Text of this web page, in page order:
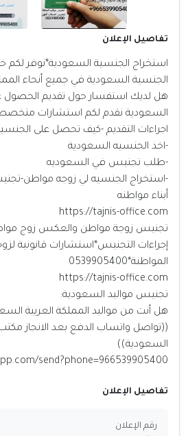
تفاصيل الإعلان
استخراج الجنسية السعودية*نوفر
الجنسية السعودية في جميع أنحاء
هل لديك استفسار حول تقديم الحصول
السعودية نقدم لكم استشارات
اجراءات التقديم -كيف تحصل على
-اخذ الجنسيه السعودية
-طلب تجنيس في السعوديه
-استخراج الجنسيه لي زوجه مواطن-
أبناء مواطنه
https://tajnis-office.com
تجنيس زوجة مواطن والعكس زوج
إجراءات التجنيس*استشارات قانونية
المواطنة*0539905400
https://tajnis-office.com
تجنيس مواليد السعودية:
هل أنت من مواليد المملكة العربية
((تواصل واتساب الدفع بعد الانجاز
السعودية))
send?phone=966539905400
تفاصيل الإعلان
رقم الإعلان